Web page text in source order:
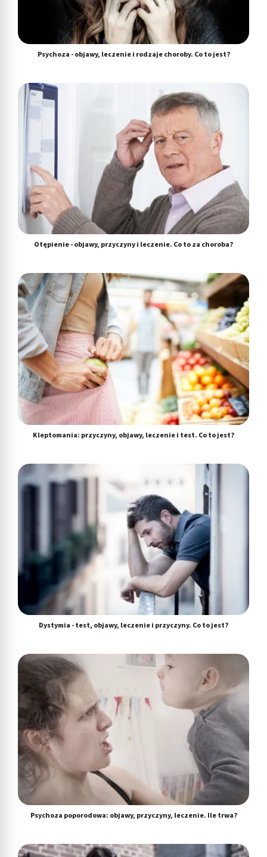
Psychoza - objawy, leczenie i rodzaje choroby. Co to jest?
Otępienie - objawy, przyczyny i leczenie. Co to za choroba?
Kleptomania: przyczyny, objawy, leczenie i test. Co to jest?
Dystymia - test, objawy, leczenie i przyczyny. Co to jest?
Psychoza poporodowa: objawy, przyczyny, leczenie. Ile trwa?